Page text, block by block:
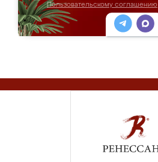
Пользовательскому соглашению